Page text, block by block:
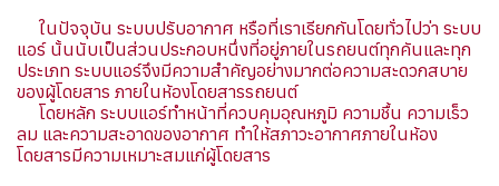
ในปัจจุบัน ระบบปรับอากาศ หรือที่เราเรียกกันโดยทั่วไปว่า ระบบ
แอร์ นั้นนับเป็นส่วนประกอบหนึ่งที่อยู่ภายในรถยนต์ทุกคันและทุก
ประเภท ระบบแอร์จึงมีความสำคัญอย่างมากต่อความสะดวกสบาย
ของผู้โดยสาร ภายในห้องโดยสารรถยนต์
โดยหลัก ระบบแอร์ทำหน้าที่ควบคุมอุณหภูมิ ความชื้น ความเร็ว
ลม และความสะอาดของอากาศ ทำให้สภาวะอากาศภายในห้อง
โดยสารมีความเหมาะสมแก่ผู้โดยสาร